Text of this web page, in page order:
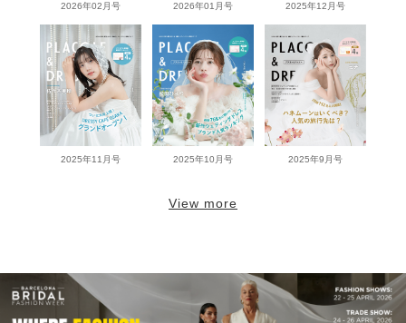
2026年02月号 2026年01月号 2025年12月号
2025年11月号 2025年10月号 2025年9月号
View more